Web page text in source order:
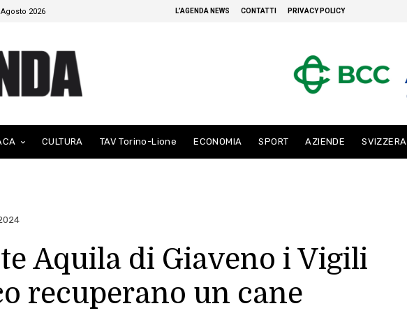
2026 L’AGENDA NEWS CONTATTI PRIVACY POLICY
CULTURA TAV Torino-Lione ECONOMIA SPORT AZIENDE SVIZZERA
Aquila di Giaveno i Vigili
recuperano un cane